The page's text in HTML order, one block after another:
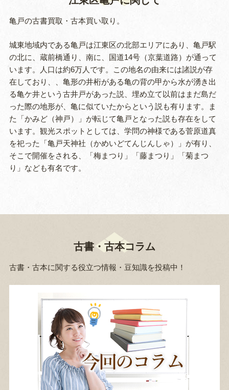
亀戸の古書買取・古本買い取り。
城東地域内である亀戸は江東区の北部エリアにあり、亀戸駅
の北に、蔵前橋通り、南に、国道14号（京葉道路）が通って
います。人口は約6万人です。この地名の由来には諸説が存
在しており、、亀形の井桁がある亀の背の甲から水が湧き出
る亀ケ井という古井戸があった説、埋め立て以前はまだ島だ
った際の地形が、亀に似ていたからという説も有ります。ま
た「かみど（神戸）」が転じて亀戸となった説も存在をして
います。観光スポットとしては、学問の神様である菅原道真
を祀った「亀戸天神社（かめいどてんじんしゃ）」が有り、
そこで開催をされる、「梅まつり」「藤まつり」「菊まつ
り」なども有名です。
古書・古本コラム
古書・古本に関する役立つ情報・豆知識を投稿中！